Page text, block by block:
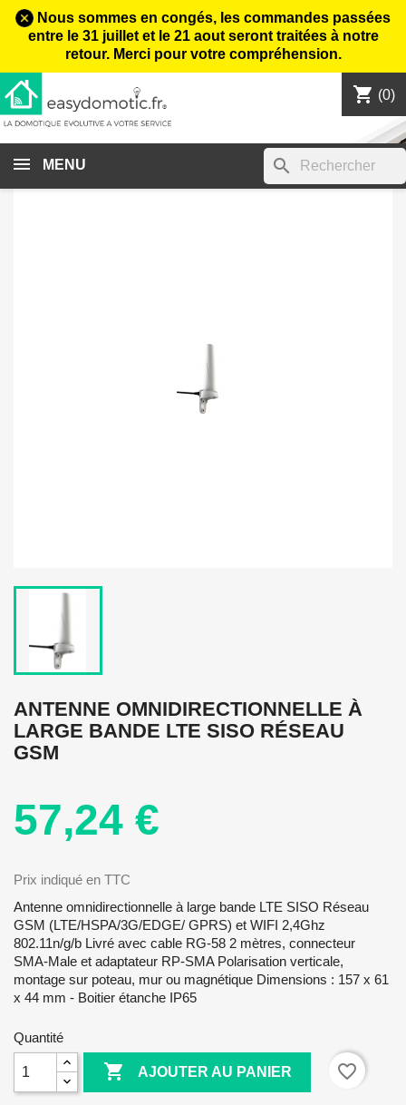
Nous sommes en congés, les commandes passées
entre le 31 juillet et le 21 aout seront traitées à notre
retour. Merci pour votre compréhension.
shopping_cart (0)

MENU search
ANTENNE OMNIDIRECTIONNELLE À
LARGE BANDE LTE SISO RÉSEAU
GSM
57,24 €
Prix indiqué en TTC
Antenne omnidirectionnelle à large bande LTE SISO Réseau
GSM (LTE/HSPA/3G/EDGE/ GPRS) et WIFI 2,4Ghz
802.11n/g/b Livré avec cable RG-58 2 mètres, connecteur
SMA-Male et adaptateur RP-SMA Polarisation verticale,
montage sur poteau, mur ou magnétique Dimensions : 157 x 61
x 44 mm - Boitier étanche IP65
Quantité
 AJOUTER AU PANIER favorite_border